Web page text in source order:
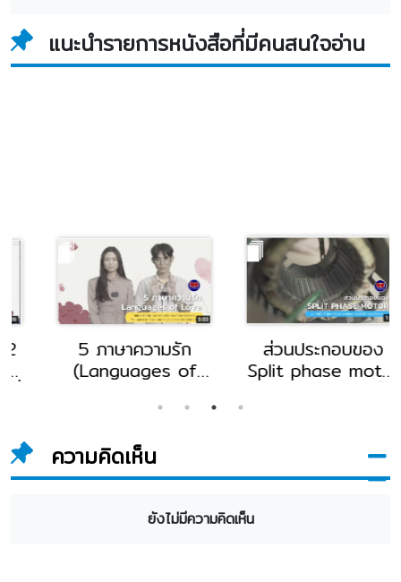
แนะนำรายการหนังสือที่มีคนสนใจอ่าน
5 ภาษาความรัก
(Languages of
อาจารย์แผนกสถาบัน
ภาษา วิทยาลัยอี.เทค
ส่วนประกอบของ
Split phase motor
นันทปรีดา อาจารย์
ความคิดเห็น
ยังไม่มีความคิดเห็น